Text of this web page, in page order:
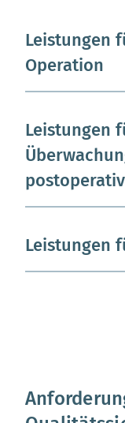
Leistungen
Operation
Leistungen
Leistungen